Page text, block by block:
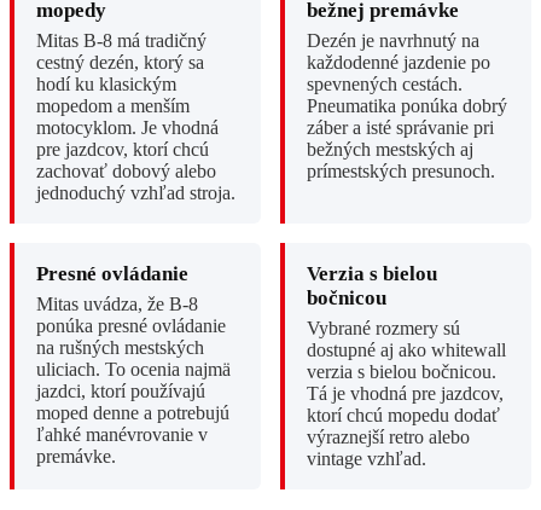
mopedy
Mitas B-8 má tradičný
cestný dezén, ktorý sa
hodí ku klasickým
mopedom a menším
motocyklom. Je vhodná
pre jazdcov, ktorí chcú
zachovať dobový alebo
jednoduchý vzhľad stroja.
bežnej premávke
Dezén je navrhnutý na
každodenné jazdenie po
spevnených cestách.
Pneumatika ponúka dobrý
záber a isté správanie pri
bežných mestských aj
prímestských presunoch.
Presné ovládanie
Mitas uvádza, že B-8
ponúka presné ovládanie
na rušných mestských
uliciach. To ocenia najmä
jazdci, ktorí používajú
moped denne a potrebujú
ľahké manévrovanie v
premávke.
Verzia s bielou
bočnicou
Vybrané rozmery sú
dostupné aj ako whitewall
verzia s bielou bočnicou.
Tá je vhodná pre jazdcov,
ktorí chcú mopedu dodať
výraznejší retro alebo
vintage vzhľad.